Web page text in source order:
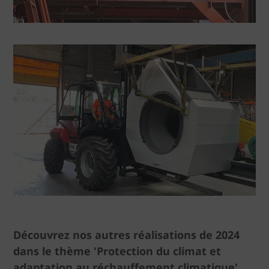
Découvrez nos autres réalisations de 2024
dans le thème 'Protection du climat et